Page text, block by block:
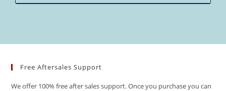
Free Aftersales Support
We offer 100% free after sales support. Once you purchase you can